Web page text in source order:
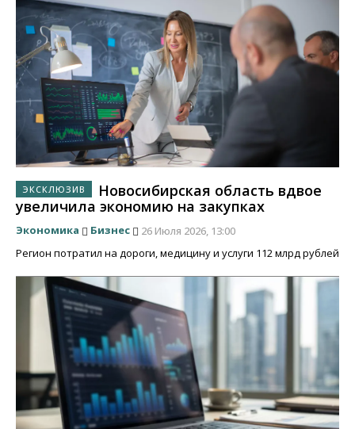
Новосибирская область вдвое
увеличила экономию на закупках
Экономика Бизнес
26 Июля 2026, 13:00
Регион потратил на дороги, медицину и услуги 112 млрд рублей